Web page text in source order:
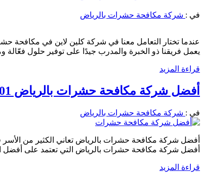
في : شركة مكافحة حشرات بالرياض
عندما تختار التعامل معنا في شركة كلين لاين في مكافحة
يعمل فريقنا ذو الخبرة والمدرب جيدًا على توفير حلول
قراءة المزيد
أفضل شركة مكافحة حشرات بالرياض 0556501701 خصم 39% مكافحة جميع الحشرات والقوارض
في : شركة مكافحة حشرات بالرياض
أفضل شركة مكافحة حشرات بالرياض تعاني الكثير من الأسر
أفضل شركة مكافحة حشرات بالرياض التي تعتمد على أفضل
قراءة المزيد